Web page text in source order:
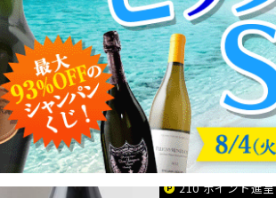
> 赤ワイン通販 >
クリュ レ・プリュリエ シルヴァン・デュボ
ニュイ・サン・
ニュイ・サン
年 フランス
商品番号：
210 ポイント進呈